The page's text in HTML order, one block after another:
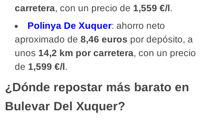
carretera, con un precio de 1,559 €/l.
Polinya De Xuquer: ahorro neto
aproximado de 8,46 euros por depósito, a
unos 14,2 km por carretera, con un precio
de 1,599 €/l.
¿Dónde repostar más barato en
Bulevar Del Xuquer?